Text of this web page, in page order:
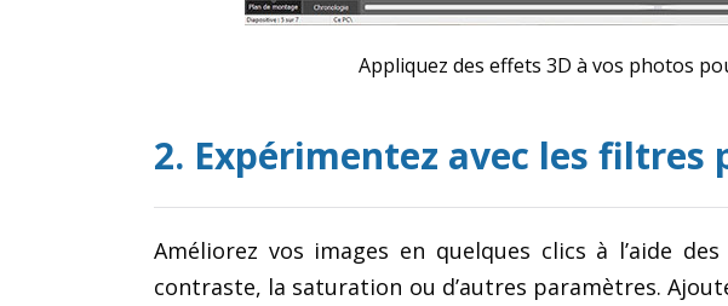
Appliquez des effets 3D à vos photos
2. Expérimentez avec les filtres
Améliorez vos images en quelques clics à l’aide
contraste, la saturation ou d’autres paramètres.